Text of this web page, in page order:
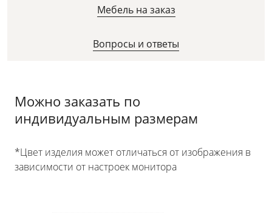
Мебель на заказ
Вопросы и ответы
Можно заказать по
индивидуальным размерам
*Цвет изделия может отличаться от изображения в
зависимости от настроек монитора